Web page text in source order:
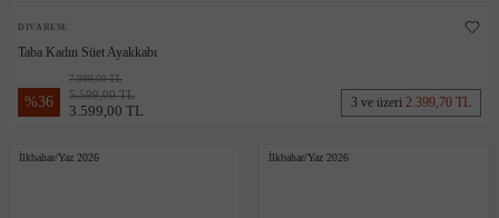
DIVARESE
Taba Kadın Süet Ayakkabı
%36
7.999,00 TL
5.599,00 TL
3.599,00 TL 3 ve üzeri 2.399,70 TL
İlkbahar/Yaz 2026 İlkbahar/Yaz 2026